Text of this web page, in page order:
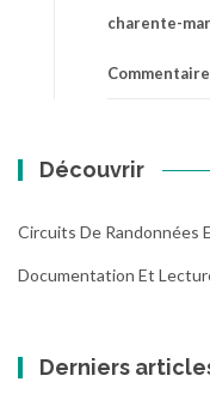
charente-
Découvrir
Circuits De Randonnées
Documentation Et
Derniers